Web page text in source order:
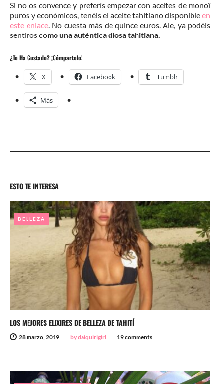
Si no os convence y preferís empezar con aceites de monoï
puros y económicos, tenéis el aceite tahitiano disponibleen
este enlace. No cuesta más de quince euros. Ale, ya podéis
sentiroscomo una auténtica diosa tahitiana.
¿Te Ha Gustado? ¡Cómpartelo!
X Facebook Tumblr
Más
ESTO TE INTERESA
LOS MEJORES ELIXIRES DE BELLEZA DE TAHITÍ
28 marzo, 2019 by daiquirigirl 19 comments
BELLEZA